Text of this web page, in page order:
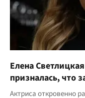
Елена
призналась, что
Актриса откровенно